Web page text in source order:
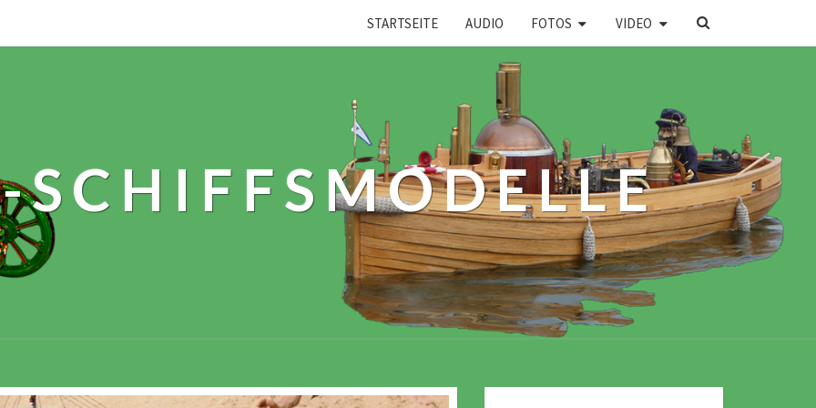
STARTSEITE AUDIO FOTOS VIDEO
SEARCH
SCHIFFSMODELLE